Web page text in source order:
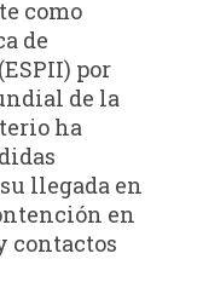
como
de
por
de la
ha
llegada en
en
contactos